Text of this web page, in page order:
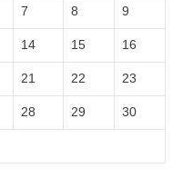
7 8 9
14 15 16
21 22 23
28 29 30